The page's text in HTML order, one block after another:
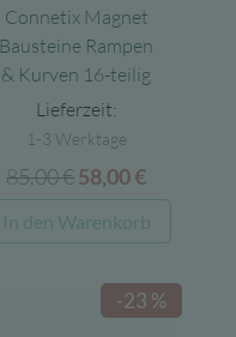
Connetix Magnet
Bausteine Rampen
& Kurven 16-teilig
Lieferzeit:
1-3 Werktage
85,00€ Ursprünglicher
Preis
war:
58,00€
Preis
ist:
In den Warenkorb
-23 %